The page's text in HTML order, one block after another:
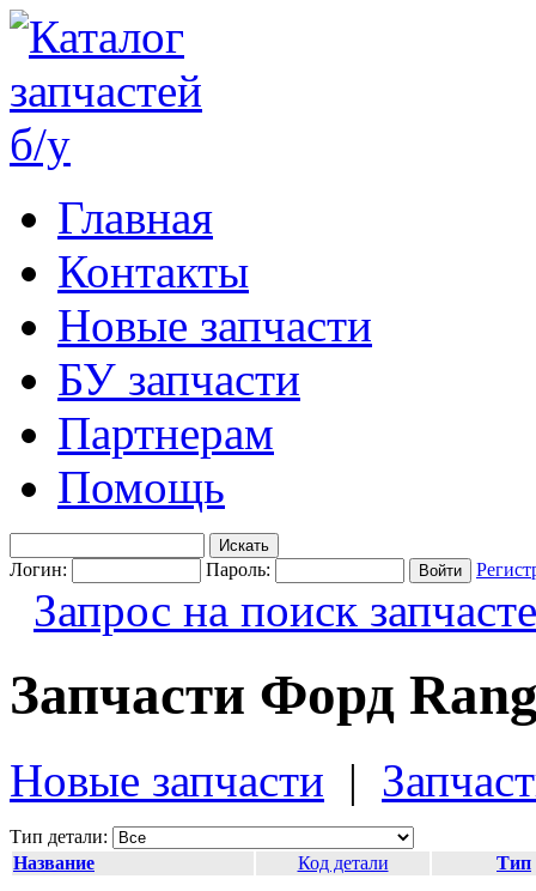
Главная
Контакты
Новые запчасти
БУ запчасти
Партнерам
Помощь
Логин: Пароль:
Запрос на поиск
Запчасти Форд
Новые запчасти |
Тип детали:
Название
Код детали Тип